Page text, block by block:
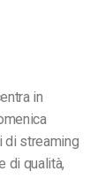
in
di streaming
di qualità,